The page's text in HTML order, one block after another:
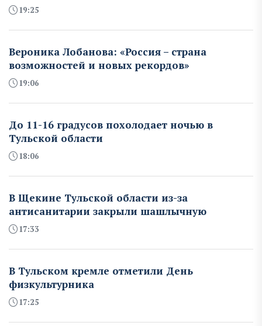
19:25
Вероника Лобанова: «Россия – страна
возможностей и новых рекордов»
19:06
До 11-16 градусов похолодает ночью в
Тульской области
18:06
В Щекине Тульской области из-за
антисанитарии закрыли шашлычную
17:33
В Тульском кремле отметили День
физкультурника
17:25